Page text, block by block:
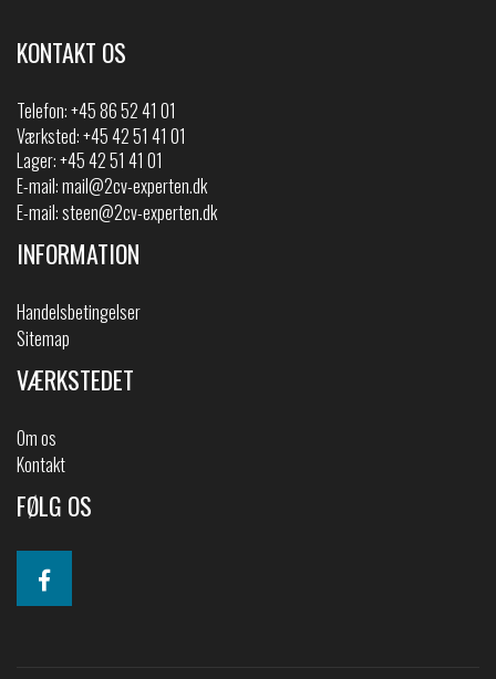
KONTAKT OS
Telefon:+45 86 52 41 01
Værksted: +45 42 51 41 01
Lager: +45 42 51 41 01
E-mail:mail@2cv-experten.dk
E-mail:steen@2cv-experten.dk
INFORMATION
Handelsbetingelser
Sitemap
VÆRKSTEDET
Om os
Kontakt
FØLG OS